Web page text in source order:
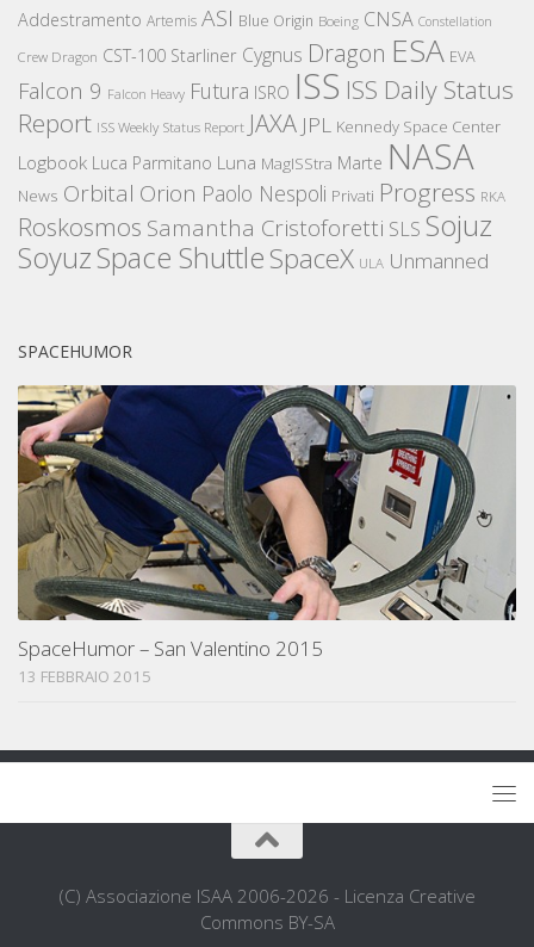
Addestramento Artemis ASI Blue Origin Boeing CNSA Constellation
Crew Dragon CST-100 Starliner Cygnus Dragon ESA EVA
Falcon 9 Falcon Heavy Futura ISRO ISS ISS Daily Status
Report ISS Weekly Status Report JAXA JPL Kennedy Space Center
Logbook Luca Parmitano Luna MagISStra Marte NASA
News Orbital Orion Paolo Nespoli Privati Progress RKA
Roskosmos Samantha Cristoforetti SLS Sojuz
SoyuzSpace ShuttleSpaceX ULA Unmanned
SPACEHUMOR
SpaceHumor – San Valentino 2015
13 FEBBRAIO 2015
(C) Associazione ISAA 2006-2026 - Licenza Creative
Commons BY-SA